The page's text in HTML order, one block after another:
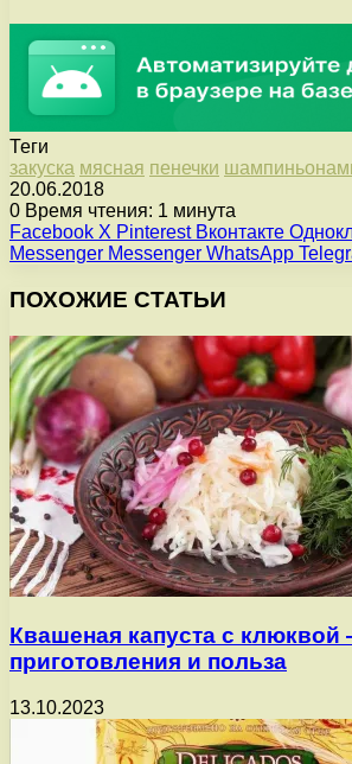
Теги
закуска мясная пенечки
20.06.2018
0 Время чтения: 1 минута
Facebook X Pinterest Вконтакте
Messenger Messenger WhatsApp
ПОХОЖИЕ СТАТЬИ
Квашеная капуста с клюквой
приготовления и польза
13.10.2023